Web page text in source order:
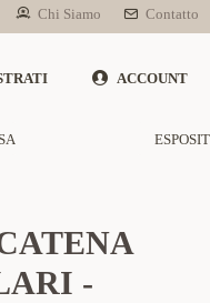
Chi Siamo Contatto
ACCOUNT
-